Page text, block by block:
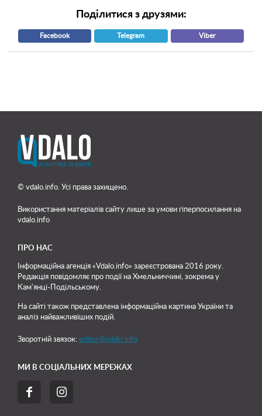
Поділитися з друзями:
Facebook Telegram Viber
© vdalo.info. Усі права захищено.
Використання матеріалів сайту лише за умови гіперпосилання на
vdalo.info
ПРО НАС
Інформаційна агенція «Vdalo.info» зареєстрована 2016 року.
Редакція повідомляє про події на Хмельниччині, зокрема у
Кам'янці-Подільському.
На сайті також представлена інформаційна картина України та
аналіз найважливіших подій.
Зворотній звязок: editor@vdalo.info
МИ В СОЦІАЛЬНИХ МЕРЕЖАХ
 